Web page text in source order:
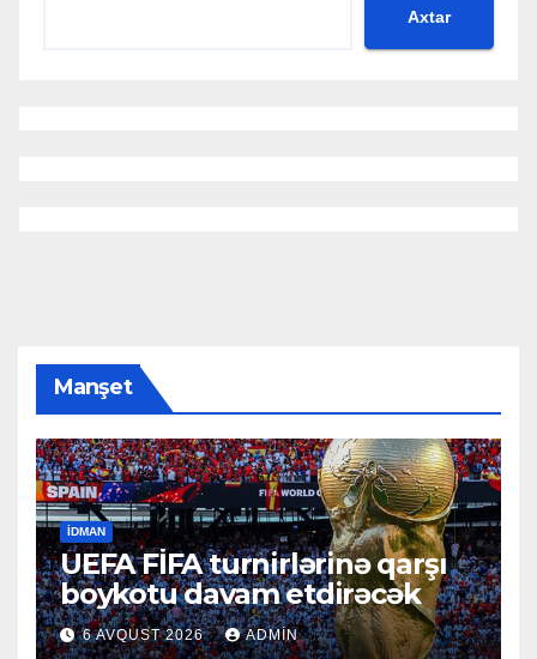
Axtar
Manşet
İDMAN
UEFA FİFA turnirlərinə qarşı
boykotu davam etdirəcək
6 AVQUST 2026 ADMIN